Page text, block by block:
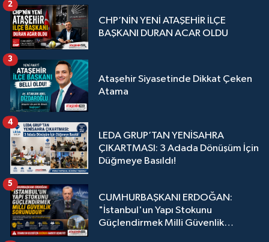
CHP’NİN YENİ ATAŞEHİR İLÇE
BAŞKANI DURAN ACAR OLDU
2
Ataşehir Siyasetinde Dikkat Çeken
Atama
3
LEDA GRUP’TAN YENİSAHRA
ÇIKARTMASI: 3 Adada Dönüşüm İçin
Düğmeye Basıldı!
4
CUMHURBAŞKANI ERDOĞAN:
"İstanbul'un Yapı Stokunu
Güçlendirmek Milli Güvenlik
5